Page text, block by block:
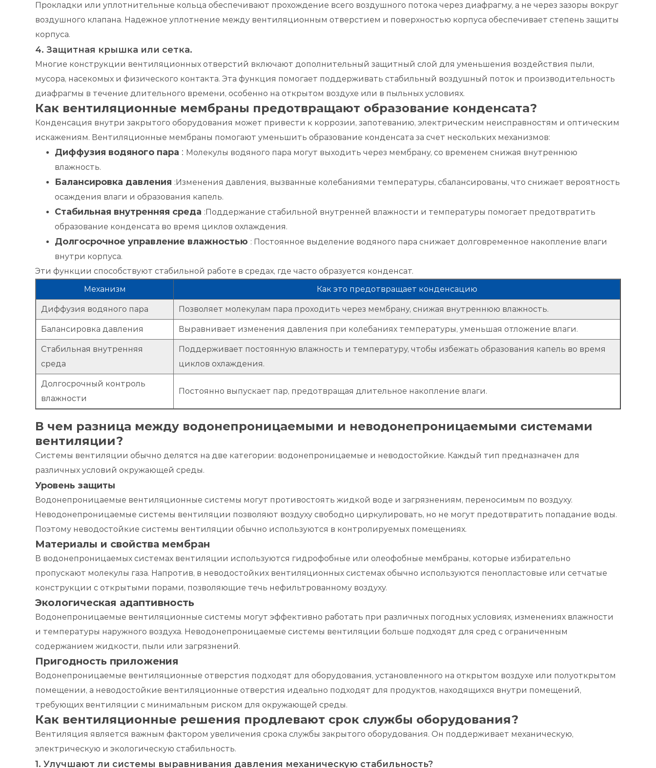
Прокладки или уплотнительные кольца обеспечивают прохождение всего воздушного потока через диафрагму, а не через зазоры вокруг
воздушного клапана. Надежное уплотнение между вентиляционным отверстием и поверхностью корпуса обеспечивает степень защиты
корпуса.
4. Защитная крышка или сетка.
Многие конструкции вентиляционных отверстий включают дополнительный защитный слой для уменьшения воздействия пыли,
мусора, насекомых и физического контакта. Эта функция помогает поддерживать стабильный воздушный поток и производительность
диафрагмы в течение длительного времени, особенно на открытом воздухе или в пыльных условиях.
Как вентиляционные мембраны предотвращают образование конденсата?
Конденсация внутри закрытого оборудования может привести к коррозии, запотеванию, электрическим неисправностям и оптическим
искажениям. Вентиляционные мембраны помогают уменьшить образование конденсата за счет нескольких механизмов:
Диффузия водяного пара : Молекулы водяного пара могут выходить через мембрану, со временем снижая внутреннюю
влажность.
Балансировка давления :Изменения давления, вызванные колебаниями температуры, сбалансированы, что снижает вероятность
осаждения влаги и образования капель.
Стабильная внутренняя среда :Поддержание стабильной внутренней влажности и температуры помогает предотвратить
образование конденсата во время циклов охлаждения.
Долгосрочное управление влажностью : Постоянное выделение водяного пара снижает долговременное накопление влаги
внутри корпуса.
Эти функции способствуют стабильной работе в средах, где часто образуется конденсат.
Механизм
Как это предотвращает конденсацию
Диффузия водяного пара Позволяет молекулам пара проходить через мембрану, снижая внутреннюю влажность.
Балансировка давления Выравнивает изменения давления при колебаниях температуры, уменьшая отложение влаги.
Стабильная внутренняя
среда
Поддерживает постоянную влажность и температуру, чтобы избежать образования капель во время
циклов охлаждения.
Долгосрочный контроль
влажности
Постоянно выпускает пар, предотвращая длительное накопление влаги.
В чем разница между водонепроницаемыми и неводонепроницаемыми системами
вентиляции?
Системы вентиляции обычно делятся на две категории: водонепроницаемые и неводостойкие. Каждый тип предназначен для
различных условий окружающей среды.
Уровень защиты
Водонепроницаемые вентиляционные системы могут противостоять жидкой воде и загрязнениям, переносимым по воздуху.
Неводонепроницаемые системы вентиляции позволяют воздуху свободно циркулировать, но не могут предотвратить попадание воды.
Поэтому неводостойкие системы вентиляции обычно используются в контролируемых помещениях.
Материалы и свойства мембран
В водонепроницаемых системах вентиляции используются гидрофобные или олеофобные мембраны, которые избирательно
пропускают молекулы газа. Напротив, в неводостойких вентиляционных системах обычно используются пенопластовые или сетчатые
конструкции с открытыми порами, позволяющие течь нефильтрованному воздуху.
Экологическая адаптивность
Водонепроницаемые вентиляционные системы могут эффективно работать при различных погодных условиях, изменениях влажности
и температуры наружного воздуха. Неводонепроницаемые системы вентиляции больше подходят для сред с ограниченным
содержанием жидкости, пыли или загрязнений.
Пригодность приложения
Водонепроницаемые вентиляционные отверстия подходят для оборудования, установленного на открытом воздухе или полуоткрытом
помещении, а неводостойкие вентиляционные отверстия идеально подходят для продуктов, находящихся внутри помещений,
требующих вентиляции с минимальным риском для окружающей среды.
Как вентиляционные решения продлевают срок службы оборудования?
Вентиляция является важным фактором увеличения срока службы закрытого оборудования. Он поддерживает механическую,
электрическую и экологическую стабильность.
1. Улучшают ли системы выравнивания давления механическую стабильность?